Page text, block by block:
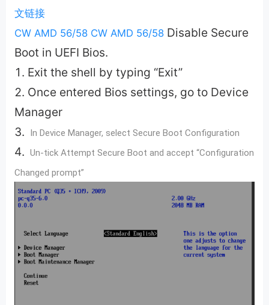
文链接
CW AMD 56/58 CW AMD 56/58Disable Secure
Boot in UEFI Bios.
Exit the shell by typing “Exit”
Once entered Bios settings, go to Device
Manager
In Device Manager, select Secure Boot Configuration
Un-tick Attempt Secure Boot and accept “Configuration
Changed prompt”